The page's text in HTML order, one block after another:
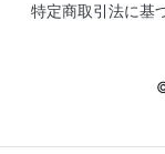
特定商取引法に基